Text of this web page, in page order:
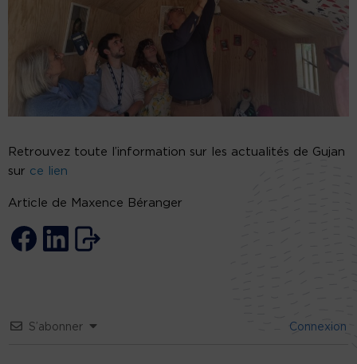
Retrouvez toute l’information sur les actualités de Gujan
sur ce lien
Article de Maxence Béranger
S’abonner Connexion